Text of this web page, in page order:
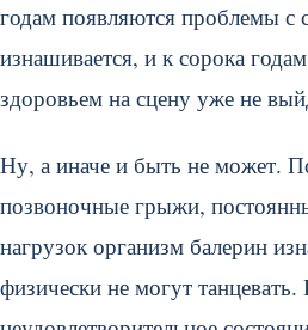
годам появляются проблемы с
изнашивается, и к сорока
здоровьем на сцену уже не
Ну, а иначе и быть не может.
позвоночные грыжи,
нагрузок организм балерин
физически не могут